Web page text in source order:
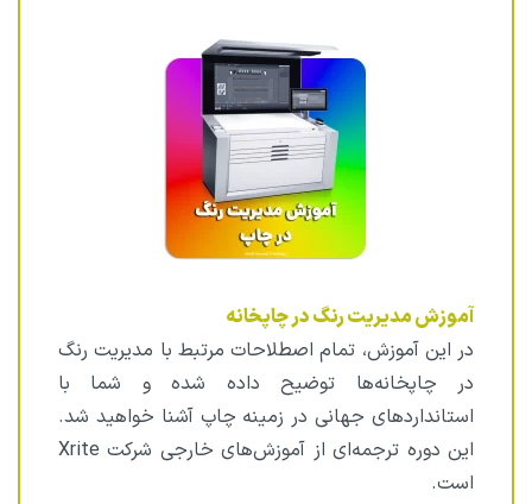
آموزش مدیریت رنگ در چاپخانه
در این آموزش، تمام اصطلاحات مرتبط با مدیریت رنگ
در چاپخانه‌ها توضیح داده شده و شما با
استانداردهای جهانی در زمینه چاپ آشنا خواهید شد.
این دوره ترجمه‌ای از آموزش‌های خارجی شرکت Xrite
است.